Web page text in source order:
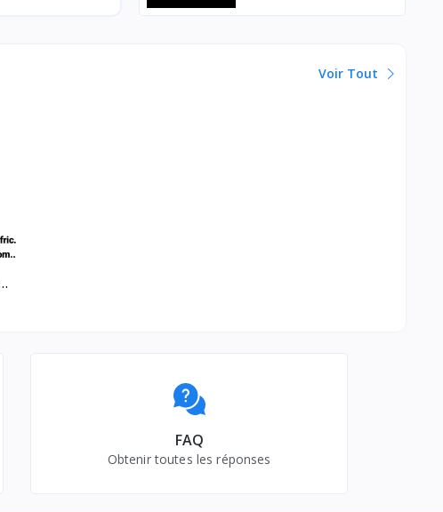
Voir Tout
FAQ
Obtenir toutes les réponses